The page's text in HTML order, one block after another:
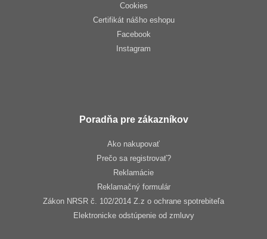
Cookies
Certifikát nášho eshopu
Facebook
Instagram
Poradňa pre zákazníkov
Ako nakupovať
Prečo sa registrovať?
Reklamácie
Reklamačný formulár
Zákon NRSR č. 102/2014 Z.z o ochrane spotrebiteľa
Elektronicke odstúpenie od zmluvy